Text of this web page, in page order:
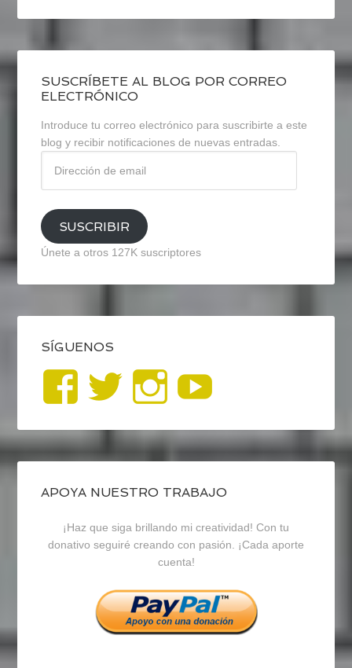
SUSCRÍBETE AL BLOG POR CORREO
ELECTRÓNICO
Introduce tu correo electrónico para suscribirte a este
blog y recibir notificaciones de nuevas entradas.
email
SUSCRIBIR
Únete a otros 127K suscriptores
SÍGUENOS
Ver
perfil
de
blogrecursosep
en
Facebook
Ver
perfil
de
recursosep
en
Twitter
Ver
perfil
de
recursosep
en
Instagram
APOYA NUESTRO TRABAJO
¡Haz que siga brillando mi creatividad! Con tu
donativo seguiré creando con pasión. ¡Cada aporte
cuenta!